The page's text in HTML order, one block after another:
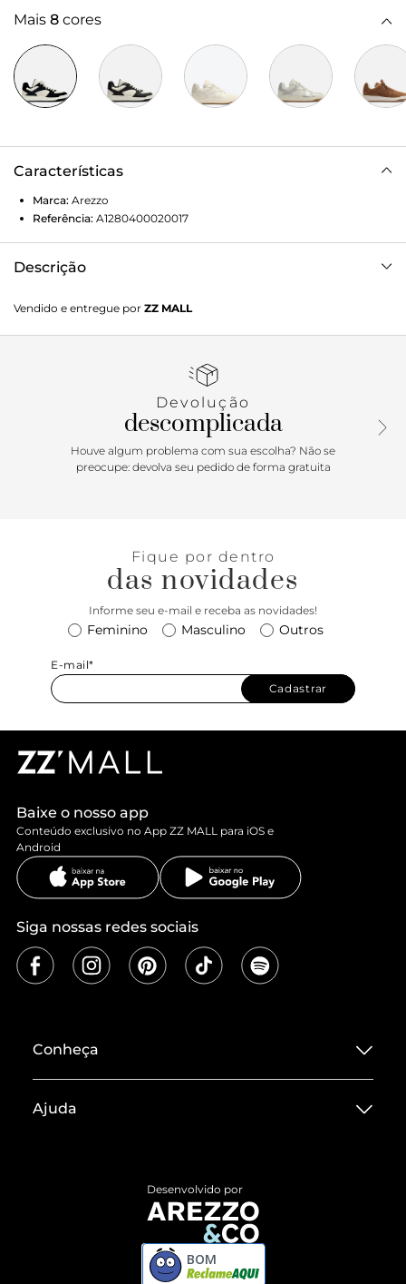
Mais 8 cores
Características
Marca: Arezzo
Referência: A1280400020017
Descrição
amarração tem solado baixo emborrachado branco com
base preta. Traz cabedal com recortes e aplicações em
arredondado na ponta, tem fecho em cadarços brancos e
Vendido e entregue por ZZ MALL
Devolução
descomplicada
Houve algum problema com sua escolha? Não se
preocupe: devolva seu pedido de forma gratuita
Fique por dentro
das novidades
Informe seu e-mail e receba as novidades!
Feminino Masculino Outros
E-mail*
Cadastrar
Baixe o nosso app
Conteúdo exclusivo no App ZZ MALL para iOS e
Android
Siga nossas redes sociais
Conheça
Termos de Uso
ZZ MALL é confiável
Ajuda
Devolução do Produto
Compre pelo WhatsApp
Desenvolvido por
BOM